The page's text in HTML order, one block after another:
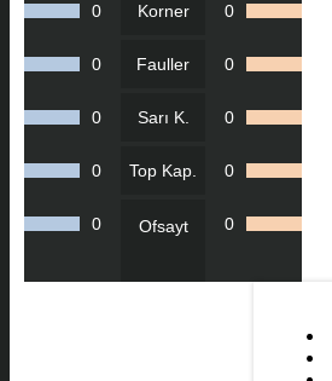
0 Korner 0
0 Fauller 0
0 Sarı K. 0
0 Top Kap. 0
0 Ofsayt 0